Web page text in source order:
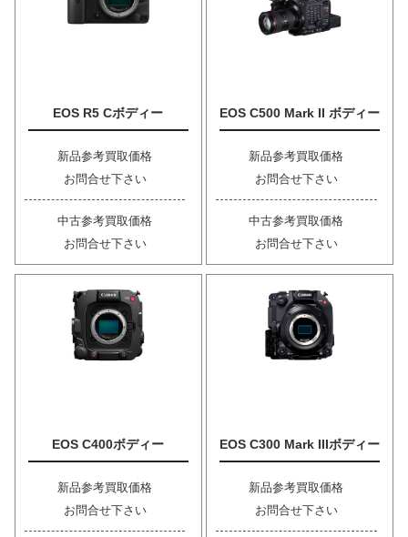
EOS R5 Cボディー
新品参考買取価格
お問合せ下さい
中古参考買取価格
お問合せ下さい
EOS C500 Mark II ボディー
新品参考買取価格
お問合せ下さい
中古参考買取価格
お問合せ下さい
EOS C400ボディー
新品参考買取価格
お問合せ下さい
EOS C300 Mark IIIボディー
新品参考買取価格
お問合せ下さい